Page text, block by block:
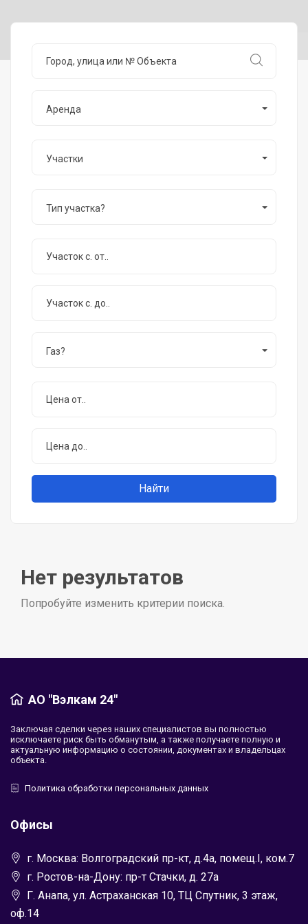
Аренда
Участки
Тип участка?
Газ?
Нет результатов
Попробуйте изменить критерии поиска.
АО "Вэлкам 24"
Заключая сделки через наших специалистов вы полностью
исключаете риск быть обманутым, а также получаете полную и
актуальную информацию о состоянии, документах и владельцах
объекта.
Политика обработки персональных данных
Офисы
г. Москва: Волгоградский пр-кт, д.4а, помещ.I, ком.7
г. Ростов-на-Дону: пр-т Стачки, д. 27а
Г. Анапа, ул. Астраханская 10, ТЦ Спутник, 3 этаж,
оф.14